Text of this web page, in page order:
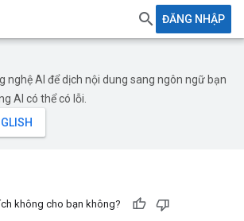
ĐĂNG NHẬP
nghệ AI để dịch nội dung sang ngôn ngữ bạn
AI có thể có lỗi.
không cho bạn không?